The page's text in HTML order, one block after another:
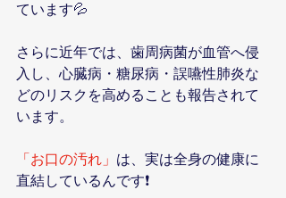
ています💦
さらに近年では、歯周病菌が血管へ侵
入し、心臓病・糖尿病・誤嚥性肺炎な
どのリスクを高めることも報告されて
います。
「お口の汚れ」 は、実は全身の健康に
直結しているんです❗